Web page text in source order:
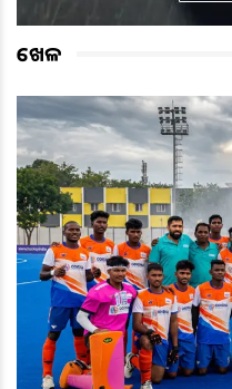
ଖେଳ